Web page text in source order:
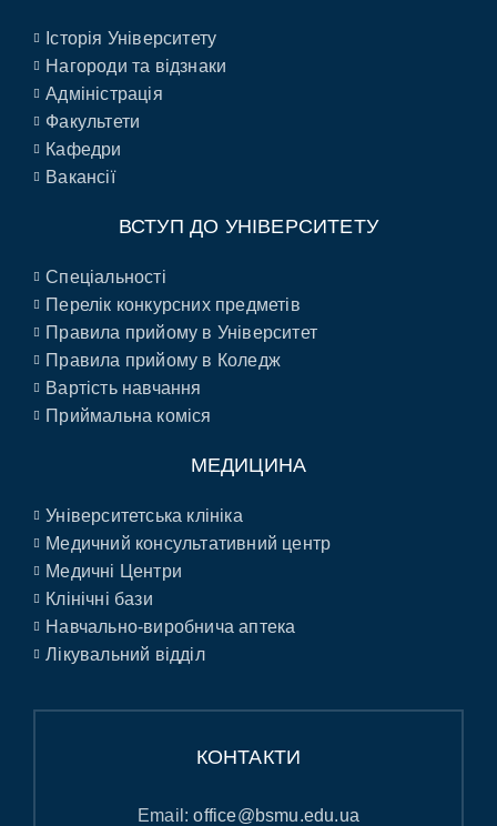
Історія Університету
Нагороди та відзнаки
Адміністрація
Факультети
Кафедри
Вакансії
ВСТУП ДО УНІВЕРСИТЕТУ
Спеціальності
Перелік конкурсних предметів
Правила прийому в Університет
Правила прийому в Коледж
Вартість навчання
Приймальна коміся
МЕДИЦИНА
Університетська клініка
Медичний консультативний центр
Медичні Центри
Клінічні бази
Навчально-виробнича аптека
Лікувальний відділ
КОНТАКТИ
Email:office@bsmu.edu.ua